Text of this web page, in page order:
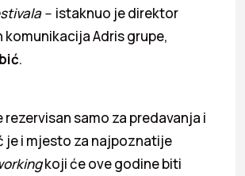
– istaknuo je direktor
Adris grupe,
.
rezervisan samo za predavanja i
je i mjesto za najpoznatije
koji će ove godine biti